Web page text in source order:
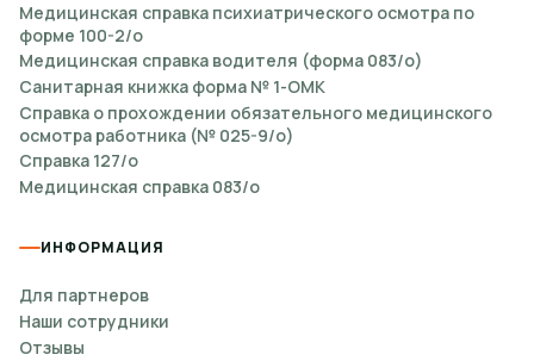
Медицинская справка психиатрического осмотра по
форме 100-2/о
Медицинская справка водителя (форма 083/о)
Санитарная книжка форма № 1-ОМК
Справка о прохождении обязательного медицинского
осмотра работника (№ 025-9/о)
Справка 127/о
Медицинская справка 083/о
ИНФОРМАЦИЯ
Для партнеров
Наши сотрудники
Отзывы